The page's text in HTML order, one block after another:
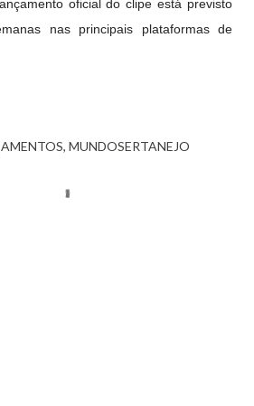
oficial do clipe está previsto
nas principais plataformas de
MUNDOSERTANEJO